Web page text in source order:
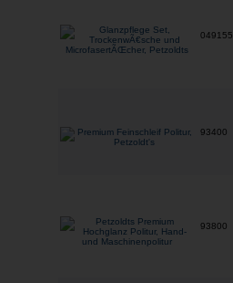
93400
93800